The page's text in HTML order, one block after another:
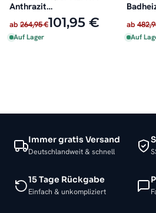
Anthrazit
Mittelanschluss
ab 264,95 €101,95 €
Auf Lager
Weiß
ab
Auf
Immer gratis Versand
Deutschlandweit & schnell
15 Tage Rückgabe
Einfach & unkompliziert